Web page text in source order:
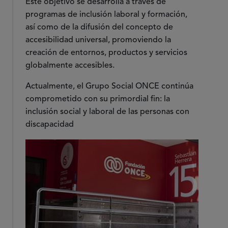
Este objetivo se desarrolla a través de
programas de inclusión laboral y formación,
así como de la difusión del concepto de
accesibilidad universal, promoviendo la
creación de entornos, productos y servicios
globalmente accesibles.
Actualmente, el Grupo Social ONCE continúa
comprometido con su primordial fin: la
inclusión social y laboral de las personas con
discapacidad